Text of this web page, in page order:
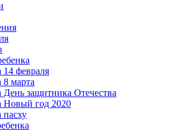
февраля
марта
защитника Отечества
Новый год 2020